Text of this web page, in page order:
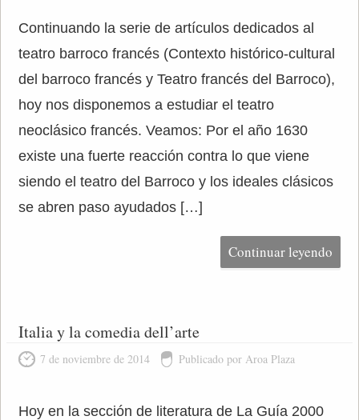
Continuando la serie de artículos dedicados al
teatro barroco francés (Contexto histórico-cultural
del barroco francés y Teatro francés del Barroco),
hoy nos disponemos a estudiar el teatro
neoclásico francés. Veamos: Por el año 1630
existe una fuerte reacción contra lo que viene
siendo el teatro del Barroco y los ideales clásicos
se abren paso ayudados […]
Continuar leyendo
Italia y la comedia dell’arte
7 de noviembre de 2014 Publicado por Aroa Plaza
Hoy en la sección de literatura de La Guía 2000